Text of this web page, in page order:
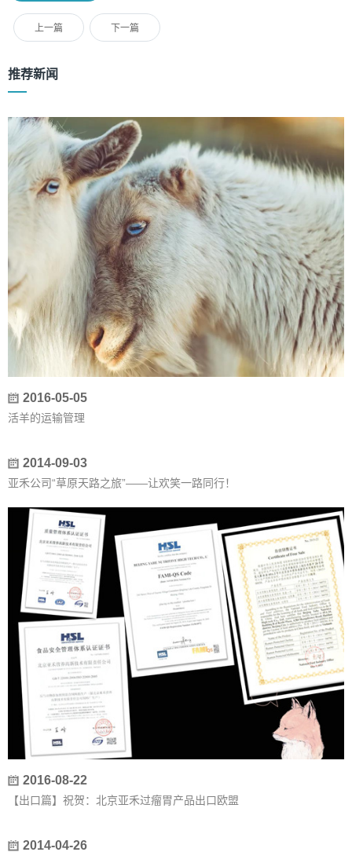
上一篇 下一篇
推荐新闻
2016-05-05
活羊的运输管理
2014-09-03
亚禾公司“草原天路之旅”——让欢笑一路同行！
2016-08-22
【出口篇】祝贺：北京亚禾过瘤胃产品出口欧盟
2014-04-26